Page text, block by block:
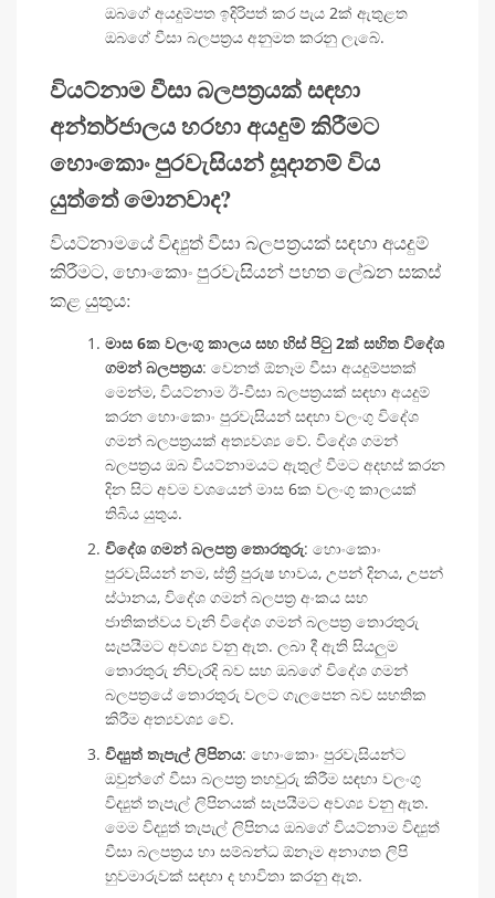
ඔබගේ අයදුම්පත ඉදිරිපත් කර පැය 2ක් ඇතුළත
ඔබගේ වීසා බලපත්‍රය අනුමත කරනු ලැබේ.
වියට්නාම වීසා බලපත්‍රයක් සඳහා
අන්තර්ජාලය හරහා අයදුම් කිරීමට
හොංකොං පුරවැසියන් සූදානම් විය
යුත්තේ මොනවාද?
වියට්නාමයේ විද්‍යුත් වීසා බලපත්‍රයක් සඳහා අයදුම්
කිරීමට, හොංකොං පුරවැසියන් පහත ලේඛන සකස්
කළ යුතුය:
මාස 6ක වලංගු කාලය සහ හිස් පිටු 2ක් සහිත විදේශ
ගමන් බලපත්‍රය: වෙනත් ඕනෑම වීසා අයදුම්පතක්
මෙන්ම, වියට්නාම ඊ-වීසා බලපත්‍රයක් සඳහා අයදුම්
කරන හොංකොං පුරවැසියන් සඳහා වලංගු විදේශ
ගමන් බලපත්‍රයක් අත්‍යවශ්‍ය වේ. විදේශ ගමන්
බලපත්‍රය ඔබ වියට්නාමයට ඇතුල් වීමට අදහස් කරන
දින සිට අවම වශයෙන් මාස 6ක වලංගු කාලයක්
තිබිය යුතුය.
විදේශ ගමන් බලපත්‍ර තොරතුරු: හොංකොං
පුරවැසියන් නම, ස්ත්‍රී පුරුෂ භාවය, උපන් දිනය, උපන්
ස්ථානය, විදේශ ගමන් බලපත්‍ර අංකය සහ
ජාතිකත්වය වැනි විදේශ ගමන් බලපත්‍ර තොරතුරු
සැපයීමට අවශ්‍ය වනු ඇත. ලබා දී ඇති සියලුම
තොරතුරු නිවැරදි බව සහ ඔබගේ විදේශ ගමන්
බලපත්‍රයේ තොරතුරු වලට ගැලපෙන බව සහතික
කිරීම අත්‍යවශ්‍ය වේ.
විද්‍යුත් තැපැල් ලිපිනය: හොංකොං පුරවැසියන්ට
ඔවුන්ගේ වීසා බලපත්‍ර තහවුරු කිරීම සඳහා වලංගු
විද්‍යුත් තැපැල් ලිපිනයක් සැපයීමට අවශ්‍ය වනු ඇත.
මෙම විද්‍යුත් තැපැල් ලිපිනය ඔබගේ වියට්නාම විද්‍යුත්
වීසා බලපත්‍රය හා සම්බන්ධ ඕනෑම අනාගත ලිපි
හුවමාරුවක් සඳහා ද භාවිතා කරනු ඇත.